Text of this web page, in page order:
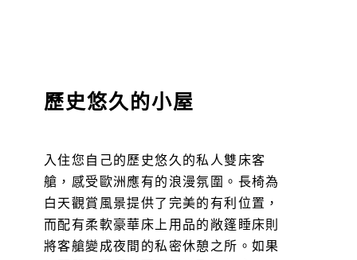
歷史悠久的小屋
入住您自己的歷史悠久的私人雙床客
艙，感受歐洲應有的浪漫氛圍。長椅為
白天觀賞風景提供了完美的有利位置，
而配有柔軟豪華床上用品的敞篷睡床則
將客艙變成夜間的私密休憩之所。如果